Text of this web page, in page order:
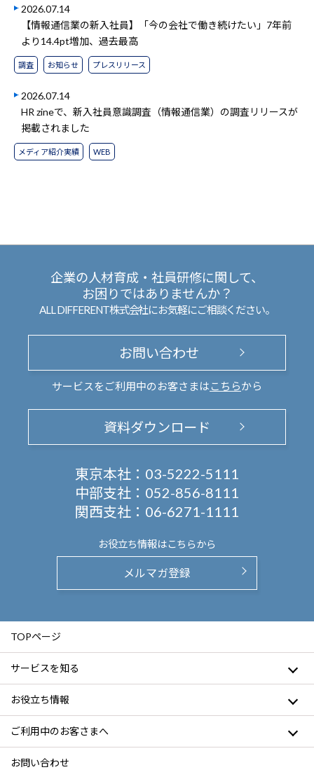
2026.07.14
【情報通信業の新入社員】「今の会社で働き続けたい」7年前
より14.4pt増加、過去最高
調査 お知らせ プレスリリース
2026.07.14
HR zineで、新入社員意識調査（情報通信業）の調査リリースが
掲載されました
メディア紹介実績 WEB
企業の人材育成・社員研修に関して、
お困りではありませんか？
ALL DIFFERENT株式会社にお気軽にご相談ください。
お問い合わせ
サービスをご利用中のお客さまは こちらから
資料ダウンロード
東京本社： 03-5222-5111
中部支社： 052-856-8111
関西支社： 06-6271-1111
お役立ち情報はこちらから
メルマガ登録
TOPページ
サービスを知る
お役立ち情報
ご利用中のお客さまへ
お問い合わせ